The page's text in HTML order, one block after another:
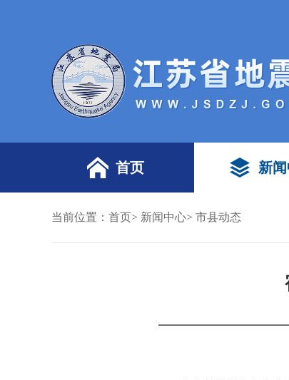
首页 新
当前位置： 首页> 新闻中心> 市县动态